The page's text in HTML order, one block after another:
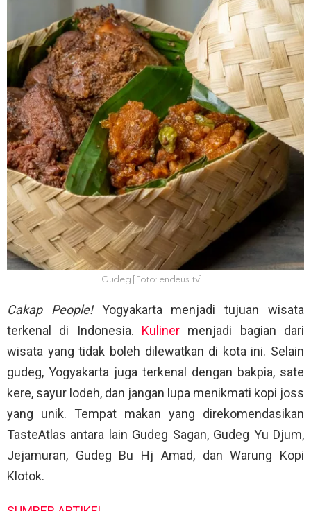
Gudeg [Foto: endeus.tv]
Cakap People!Yogyakarta menjadi tujuan wisata
terkenal di Indonesia. Kuliner menjadi bagian dari
wisata yang tidak boleh dilewatkan di kota ini. Selain
gudeg, Yogyakarta juga terkenal dengan bakpia, sate
kere, sayur lodeh, dan jangan lupa menikmati kopi joss
yang unik. Tempat makan yang direkomendasikan
TasteAtlas antara lain Gudeg Sagan, Gudeg Yu Djum,
Jejamuran, Gudeg Bu Hj Amad, dan Warung Kopi
Klotok.